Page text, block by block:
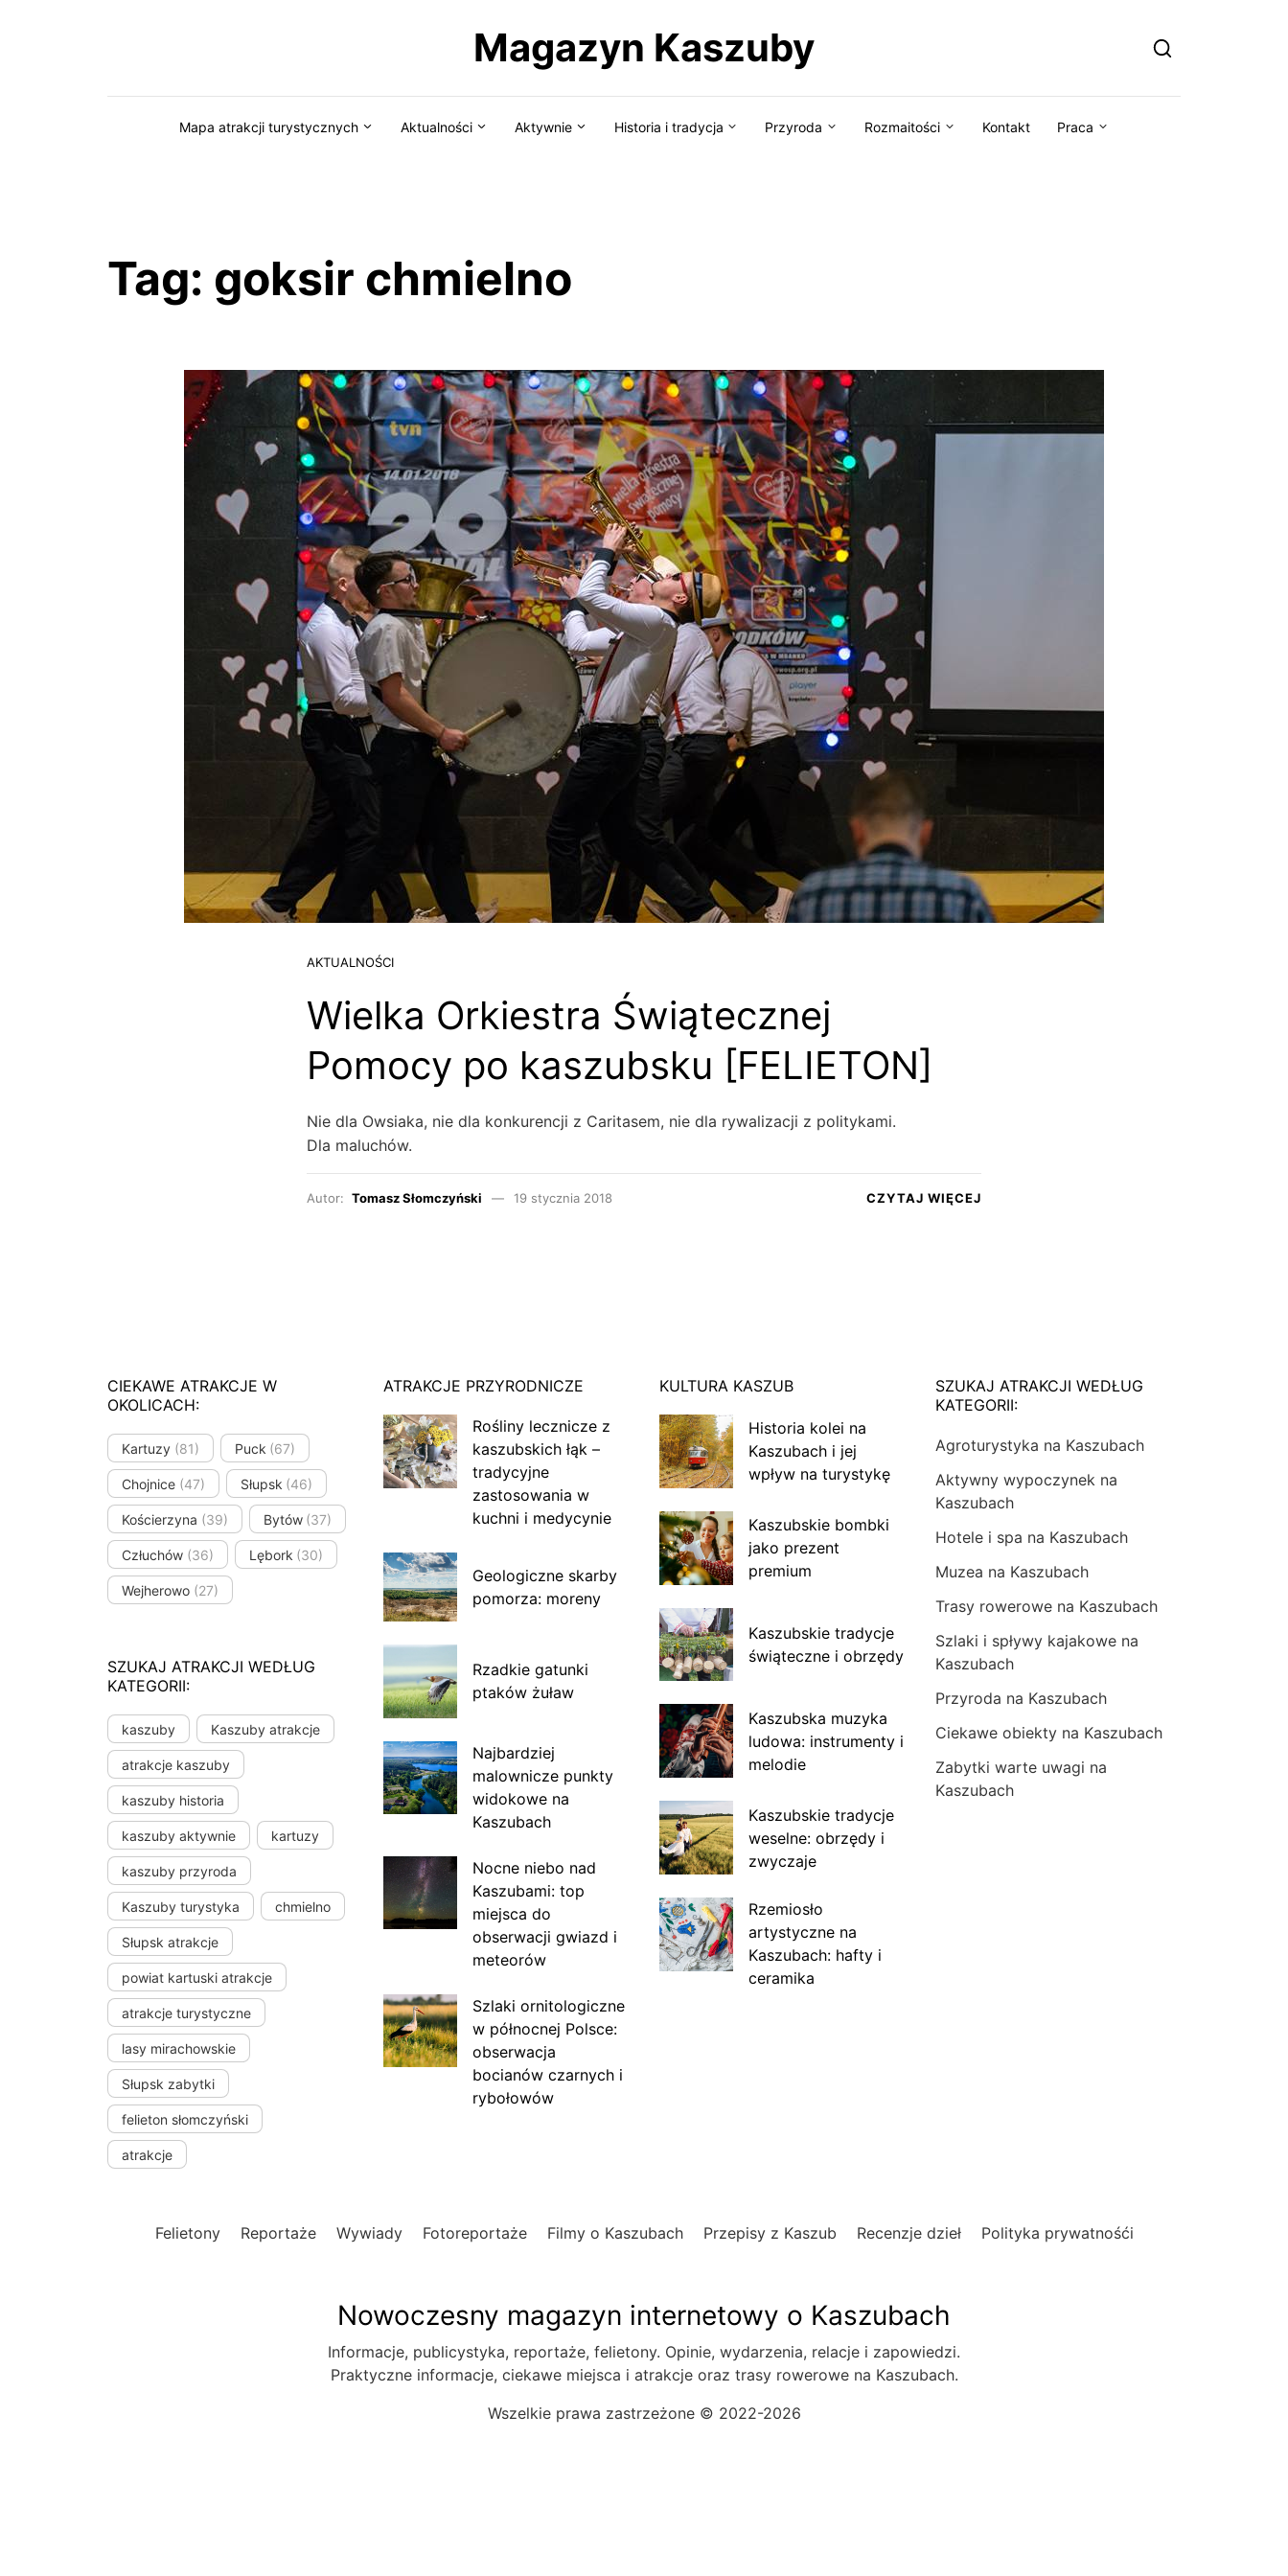
Magazyn Kaszuby
Mapa atrakcji turystycznych Aktualności Aktywnie Historia i tradycja Przyroda Rozmaitości Kontakt Praca
Tag: goksir chmielno
AKTUALNOŚCI
Wielka Orkiestra Świątecznej
Pomocy po kaszubsku [FELIETON]
Nie dla Owsiaka, nie dla konkurencji z Caritasem, nie dla rywalizacji z politykami.
Dla maluchów.
Autor: Tomasz Słomczyński 19 stycznia 2018 CZYTAJ WIĘCEJ
CIEKAWE ATRAKCJE W
OKOLICACH:
Kartuzy (81) Puck (67)
Chojnice (47) Słupsk (46)
Kościerzyna (39) Bytów (37)
Człuchów (36) Lębork (30)
Wejherowo (27)
SZUKAJ ATRAKCJI WEDŁUG
KATEGORII:
kaszuby Kaszuby atrakcje
atrakcje kaszuby
kaszuby historia
kaszuby aktywnie kartuzy
kaszuby przyroda
Kaszuby turystyka chmielno
Słupsk atrakcje
powiat kartuski atrakcje
atrakcje turystyczne
lasy mirachowskie
Słupsk zabytki
felieton słomczyński
atrakcje
ATRAKCJE PRZYRODNICZE
Rośliny lecznicze z
kaszubskich łąk –
tradycyjne
zastosowania w
kuchni i medycynie
Geologiczne skarby
pomorza: moreny
Rzadkie gatunki
ptaków żuław
Najbardziej
malownicze punkty
widokowe na
Kaszubach
Nocne niebo nad
Kaszubami: top
miejsca do
obserwacji gwiazd i
meteorów
Szlaki ornitologiczne
w północnej Polsce:
obserwacja
bocianów czarnych i
rybołowów
KULTURA KASZUB
Historia kolei na
Kaszubach i jej
wpływ na turystykę
Kaszubskie bombki
jako prezent
premium
Kaszubskie tradycje
świąteczne i obrzędy
Kaszubska muzyka
ludowa: instrumenty i
melodie
Kaszubskie tradycje
weselne: obrzędy i
zwyczaje
Rzemiosło
artystyczne na
Kaszubach: hafty i
ceramika
SZUKAJ ATRAKCJI WEDŁUG
KATEGORII:
Agroturystyka na Kaszubach
Aktywny wypoczynek na
Kaszubach
Hotele i spa na Kaszubach
Muzea na Kaszubach
Trasy rowerowe na Kaszubach
Szlaki i spływy kajakowe na
Kaszubach
Przyroda na Kaszubach
Ciekawe obiekty na Kaszubach
Zabytki warte uwagi na
Kaszubach
Felietony Reportaże Wywiady Fotoreportaże Filmy o Kaszubach Przepisy z Kaszub Recenzje dzieł Polityka prywatnośći
Nowoczesny magazyn internetowy o Kaszubach
Informacje, publicystyka, reportaże, felietony. Opinie, wydarzenia, relacje i zapowiedzi.
Praktyczne informacje, ciekawe miejsca i atrakcje oraz trasy rowerowe na Kaszubach.
Wszelkie prawa zastrzeżone © 2022-2026